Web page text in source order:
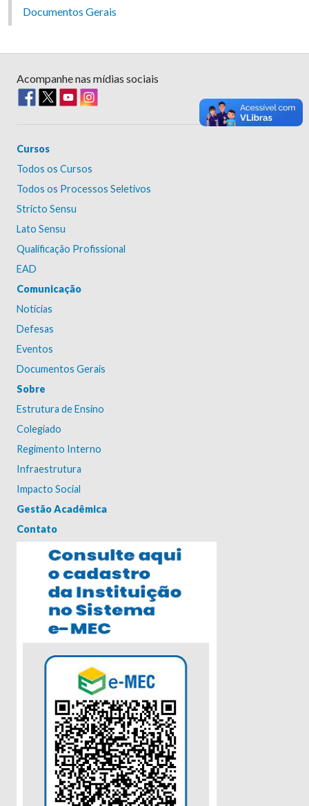
Documentos Gerais
Acompanhe nas mídias sociais
Cursos
Todos os Cursos
Todos os Processos Seletivos
Stricto Sensu
Lato Sensu
Qualificação Profissional
EAD
Comunicação
Notícias
Defesas
Eventos
Documentos Gerais
Sobre
Estrutura de Ensino
Colegiado
Regimento Interno
Infraestrutura
Impacto Social
Gestão Acadêmica
Contato